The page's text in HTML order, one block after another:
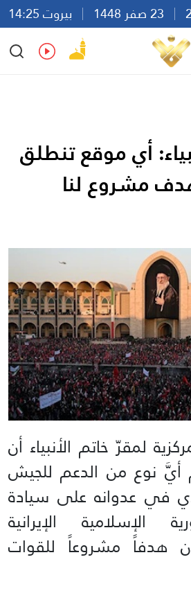
بيروت 14:25
Ar
En Fr Es
أي موقع تنطلق
مشروع لنا
لمقرّ خاتم الأنبياء أن
نوع من الدعم للجيش
في عدوانه على سيادة
الإسلامية الإيرانية
هدفاً مشروعاً للقوات